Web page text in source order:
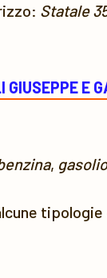
Statale
GIUSEPPE E
, gasolio
tipologie